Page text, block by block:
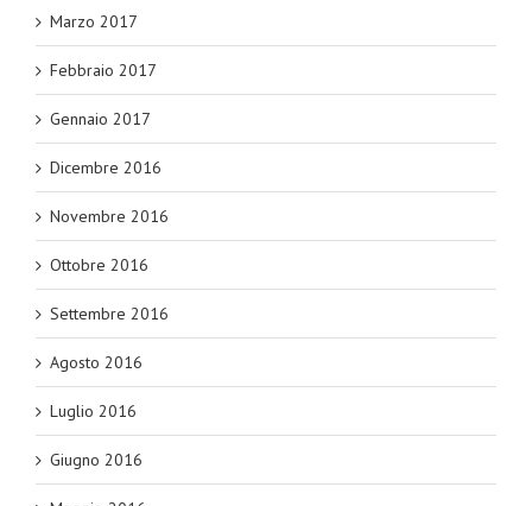
Marzo 2017
Febbraio 2017
Gennaio 2017
Dicembre 2016
Novembre 2016
Ottobre 2016
Settembre 2016
Agosto 2016
Luglio 2016
Giugno 2016